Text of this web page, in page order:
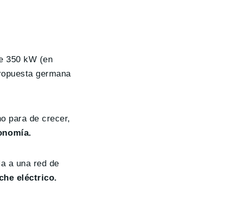
350 kW (en
germana
para de crecer,
a una red de
eléctrico.